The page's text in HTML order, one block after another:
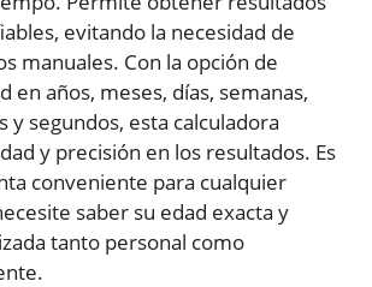
evitando la necesidad de
manuales. Con la opción de
en años, meses, días, semanas,
y segundos, esta calculadora
y precisión en los resultados. Es
conveniente para cualquier
saber su edad exacta y
tanto personal como